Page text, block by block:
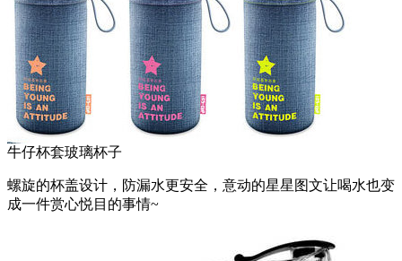
牛仔杯套玻璃杯子
螺旋的杯盖设计，防漏水更安全，意动的星星图文让喝水也变
成一件赏心悦目的事情~